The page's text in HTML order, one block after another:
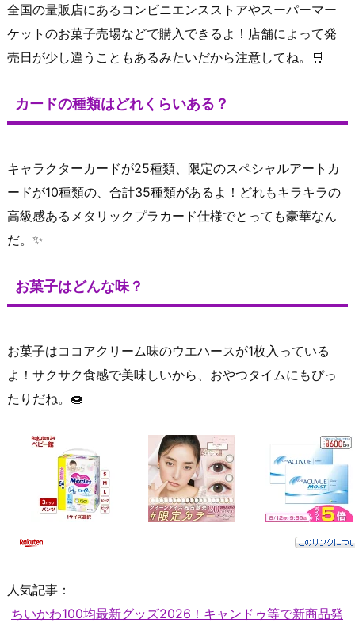
全国の量販店にあるコンビニエンスストアやスーパーマー
ケットのお菓子売場などで購入できるよ！店舗によって発
売日が少し違うこともあるみたいだから注意してね。🛒
カードの種類はどれくらいある？
キャラクターカードが25種類、限定のスペシャルアートカ
ードが10種類の、合計35種類があるよ！どれもキラキラの
高級感あるメタリックプラカード仕様でとっても豪華なん
だ。✨
お菓子はどんな味？
お菓子はココアクリーム味のウエハースが1枚入っている
よ！サクサク食感で美味しいから、おやつタイムにもぴっ
たりだね。🍩
人気記事：
ちいかわ100均最新グッズ2026！キャンドゥ等で新商品発